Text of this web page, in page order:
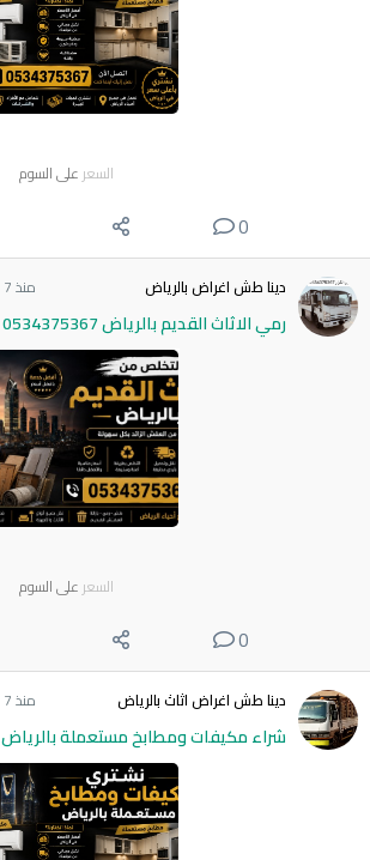
السعر على السوم
0
دينا طش اغراض بالرياض منذ 7 ساعات
رمي الاثاث القديم بالرياض 0534375367
السعر على السوم
0
دينا طش اغراض اثاث بالرياض منذ 7 ساعات
شراء مكيفات ومطابخ مستعملة بالرياض 0534375367